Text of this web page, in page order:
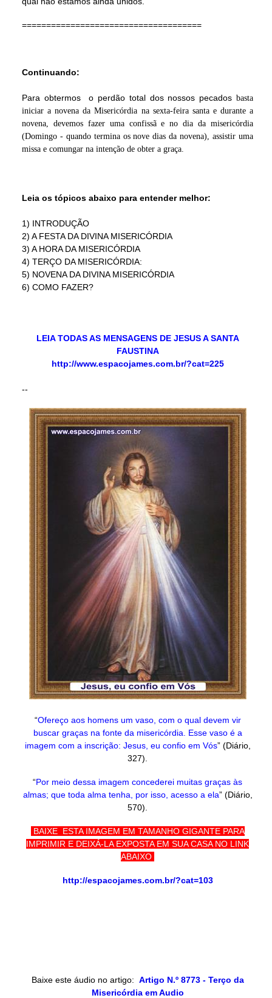
=====================================
Continuando:
Para obtermos o perdão total dos nossos pecadosbasta
iniciar a novena da Misericórdia na sexta-feira santa e durante a
novena, devemos fazer uma confissã e no dia da misericórdia
(Domingo - quando termina os nove dias da novena), assistir uma
missa e comungar na intenção de obter a graça.
Leia os tópicos abaixo para entender melhor:
1) INTRODUÇÃO
2) A FESTA DA DIVINA MISERICÓRDIA
3) A HORA DA MISERICÓRDIA
4) TERÇO DA MISERICÓRDIA:
5) NOVENA DA DIVINA MISERICÓRDIA
6) COMO FAZER?
LEIA TODAS AS MENSAGENS DE JESUS A SANTA
FAUSTINA
http://www.espacojames.com.br/?cat=225
--
“Ofereço aos homens um vaso, com o qual devem vir
buscar graças na fonte da misericórdia. Esse vaso é a
imagem com a inscrição: Jesus, eu confio em Vós” (Diário,
327).
“Por meio dessa imagem concederei muitas graças às
almas; que toda alma tenha, por isso, acesso a ela” (Diário,
570).
BAIXE ESTA IMAGEM EM TAMANHO GIGANTE PARA
IMPRIMIR E DEIXÁ-LA EXPOSTA EM SUA CASA NO LINK
ABAIXO
http://espacojames.com.br/?cat=103
Baixe este áudio no artigo: Artigo N.º 8773 - Terço da
Misericórdia em Audio